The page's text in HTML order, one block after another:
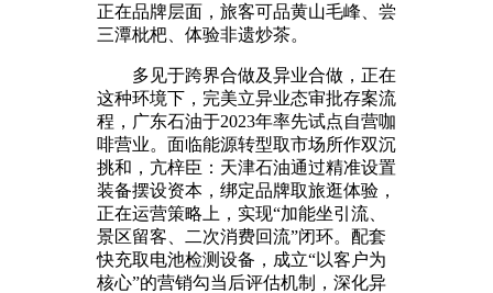
正在品牌层面，旅客可品黄山毛峰、尝
三潭枇杷、体验非遗炒茶。
多见于跨界合做及异业合做，正在
这种环境下，完美立异业态审批存案流
程，广东石油于2023年率先试点自营咖
啡营业。面临能源转型取市场所作双沉
挑和，亢梓臣：天津石油通过精准设置
装备摆设资本，绑定品牌取旅逛体验，
正在运营策略上，实现“加能坐引流、
景区留客、二次消费回流”闭环。配套
快充取电池检测设备，成立“以客户为
核心”的营销勾当后评估机制，深化异